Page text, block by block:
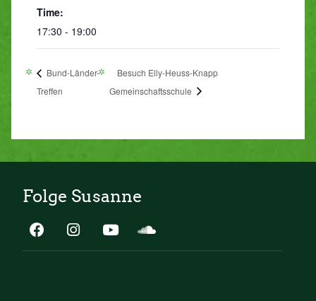
Time:
17:30 - 19:00
Bund-Länder-
Treffen
Besuch Elly-Heuss-Knapp
Gemeinschaftsschule
Folge Susanne